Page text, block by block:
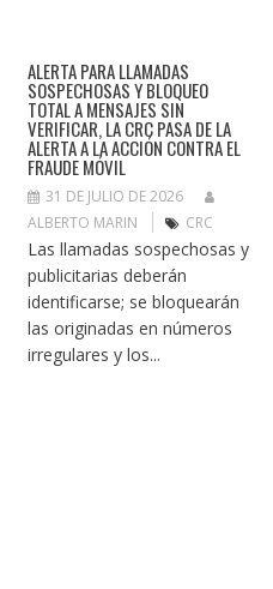
ALERTA PARA LLAMADAS
SOSPECHOSAS Y BLOQUEO
TOTAL A MENSAJES SIN
VERIFICAR, LA CRC PASA DE LA
ALERTA A LA ACCIÓN CONTRA EL
FRAUDE MÓVIL
31 DE JULIO DE 2026
ALBERTO MARIN
CRC
Las llamadas sospechosas y
publicitarias deberán
identificarse; se bloquearán
las originadas en números
irregulares y los...